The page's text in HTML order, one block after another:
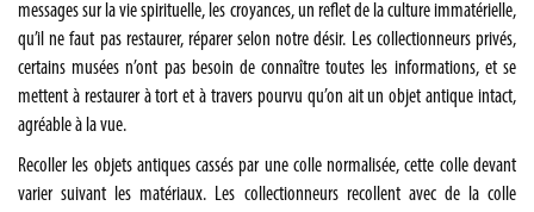
messages sur la vie spirituelle, les croyances, un reflet de la culture immatérielle,
qu’il ne faut pas restaurer, réparer selon notre désir. Les collectionneurs privés,
certains musées n’ont pas besoin de connaître toutes les informations, et se
mettent à restaurer à tort et à travers pourvu qu’on ait un objet antique intact,
agréable à la vue.
Recoller les objets antiques cassés par une colle normalisée, cette colle devant
varier suivant les matériaux. Les collectionneurs recollent avec de la colle